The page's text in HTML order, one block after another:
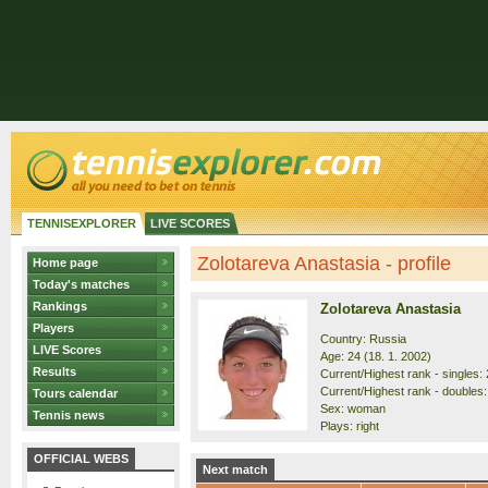
TENNISEXPLORER LIVE SCORES
Home page
Today's matches
Rankings
Players
LIVE Scores
Results
Tours calendar
Tennis news
OFFICIAL WEBS
Zolotareva Anastasia - profile
Zolotareva Anastasia
Country: Russia
Age: 24 (18. 1. 2002)
Current/Highest rank - singles:
Current/Highest rank -
Sex: woman
Plays: right
Next match